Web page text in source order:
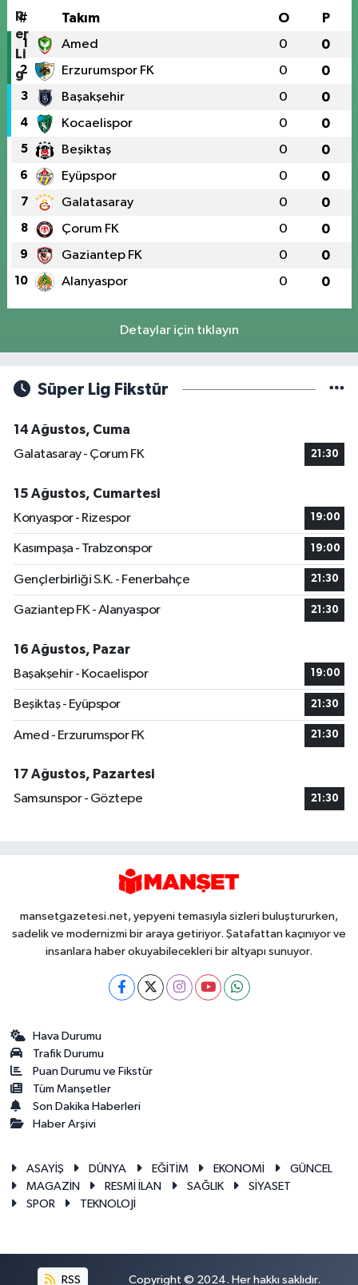
# Takım O P
1 Amed 0 0
2 Erzurumspor FK 0 0
3 Başakşehir 0 0
4 Kocaelispor 0 0
5 Beşiktaş 0 0
6 Eyüpspor 0 0
7 Galatasaray 0 0
8 Çorum FK 0 0
9 Gaziantep FK 0 0
10 Alanyaspor 0 0
Detaylar için tıklayın
Süper Lig Fikstür
14 Ağustos, Cuma
Galatasaray - Çorum FK
21:30
15 Ağustos, Cumartesi
Konyaspor - Rizespor
19:00
Kasımpaşa - Trabzonspor 19:00
Gençlerbirliği S.K. - Fenerbahçe 21:30
Gaziantep FK - Alanyaspor 21:30
16 Ağustos, Pazar
Başakşehir - Kocaelispor
19:00
Beşiktaş - Eyüpspor 21:30
Amed - Erzurumspor FK 21:30
17 Ağustos, Pazartesi
Samsunspor - Göztepe
21:30
mansetgazetesi.net, yepyeni temasıyla sizleri buluştururken,
sadelik ve modernizmi bir araya getiriyor. Şatafattan kaçınıyor ve
insanlara haber okuyabilecekleri bir altyapı sunuyor.
Hava Durumu
Trafik Durumu
Puan Durumu ve Fikstür
Tüm Manşetler
Son Dakika Haberleri
Haber Arşivi
ASAYİŞ DÜNYA EĞİTİM EKONOMİ
GÜNCEL
MAGAZİN
RESMİ İLAN SAĞLIK
SİYASET
SPOR
TEKNOLOJİ
RSS Copyright © 2024. Her hakkı saklıdır.